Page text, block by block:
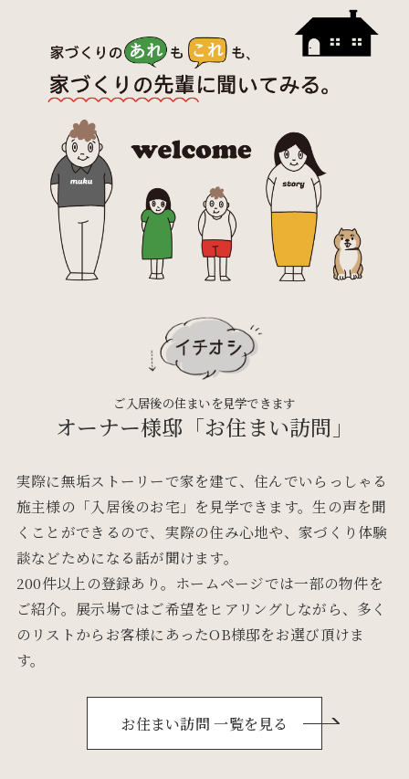
ご入居後の住まいを見学できます
オーナー様邸 「お住まい訪問」
実際に無垢ストーリーで家を建て、住んでいらっしゃる
施主様の「入居後のお宅」を見学できます。生の声を聞
くことができるので、実際の住み心地や、家づくり体験
談などためになる話が聞けます。
200件以上の登録あり。ホームページでは一部の物件を
ご紹介。展示場ではご希望をヒアリングしながら、多く
のリストからお客様にあったOB様邸をお選び頂けま
す。
お住まい訪問 一覧を見る